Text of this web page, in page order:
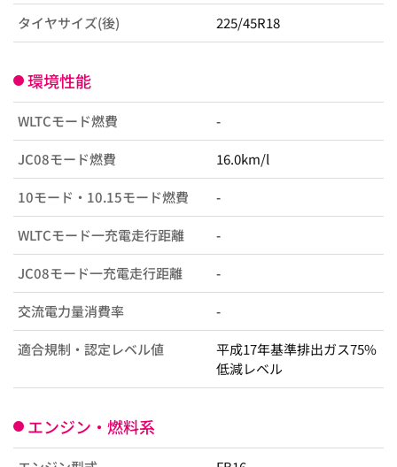
タイヤサイズ(後) 225/45R18
環境性能
WLTCモード燃費 -
JC08モード燃費 16.0km/l
10モード・10.15モード燃費 -
WLTCモード一充電走行距離 -
JC08モード一充電走行距離 -
交流電力量消費率 -
適合規制・認定レベル値
平成17年基準排出ガス75%
低減レベル
エンジン・燃料系